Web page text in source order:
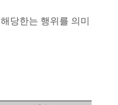
당한는 행위를 의미